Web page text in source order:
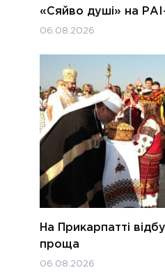
«Сяйво душі» на
06.08.2026
На Прикарпатті
проща
06.08.2026